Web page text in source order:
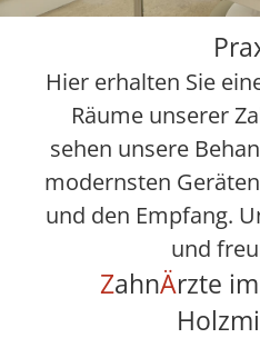
Hier erhalten Sie
Räume unserer
sehen unsere
modernsten
und den Empfang.
und
ZahnÄrzte im